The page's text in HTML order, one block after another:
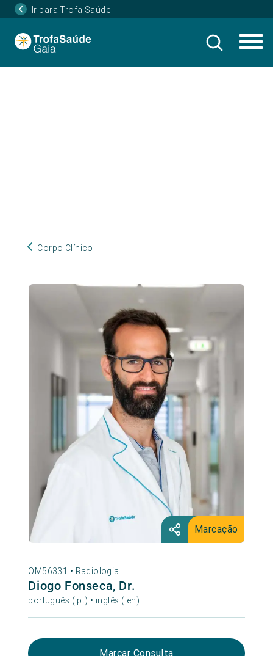
Ir para Trofa Saúde
Corpo Clínico
Marcação
OM56331 • Radiologia
Diogo Fonseca, Dr.
português ( pt) • inglês ( en)
Marcar Consulta